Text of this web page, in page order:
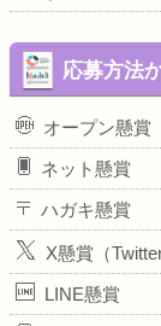
応募方法
オープン懸賞
ネット懸賞
ハガキ懸賞
X懸賞（Twitter
LINE懸賞